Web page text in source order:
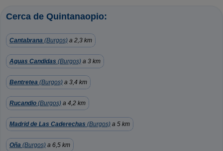
Cerca de Quintanaopio:
Cantabrana (Burgos) a 2,3 km
Aguas Candidas (Burgos) a 3 km
Bentretea (Burgos) a 3,4 km
Rucandio (Burgos) a 4,2 km
Madrid de Las Caderechas (Burgos) a 5 km
Oña (Burgos) a 6,5 km